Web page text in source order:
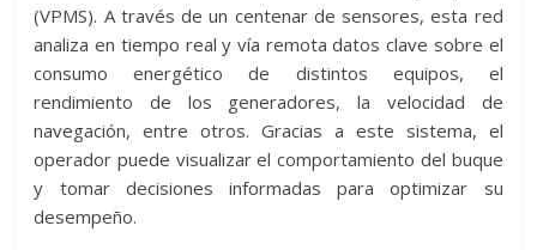
(VPMS). A través de un centenar de sensores, esta red
analiza en tiempo real y vía remota datos clave sobre el
consumo energético de distintos equipos, el
rendimiento de los generadores, la velocidad de
navegación, entre otros. Gracias a este sistema, el
operador puede visualizar el comportamiento del buque
y tomar decisiones informadas para optimizar su
desempeño.